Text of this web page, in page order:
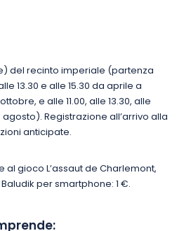
del recinto imperiale (partenza
13.30 e alle 15.30 da aprile a
e alle 11.00, alle 13.30, alle
agosto). Registrazione all’arrivo alla
anticipate.
gioco L’assaut de Charlemont,
per smartphone: 1 €.